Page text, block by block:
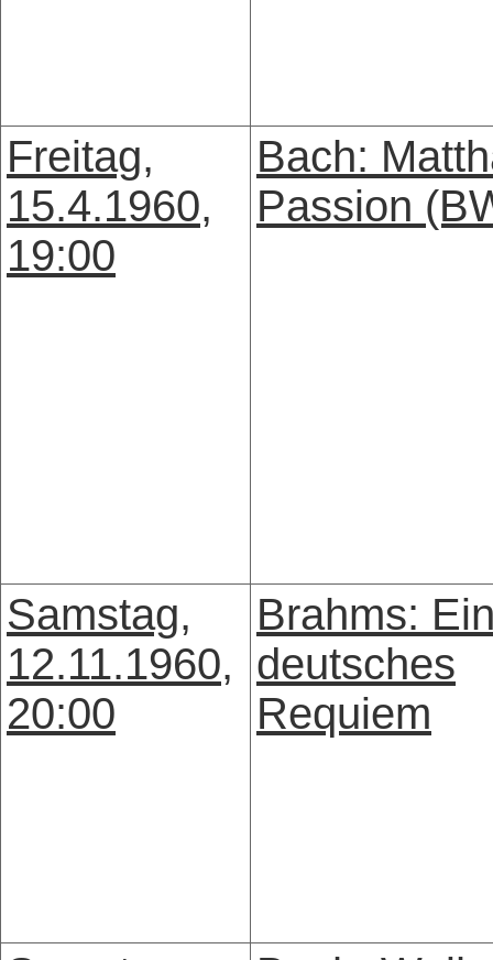
Freitag,
15.4.1960,
19:00
Bach:
Passion
Samstag,
12.11.1960,
20:00
Brahms:
deutsches
Requiem